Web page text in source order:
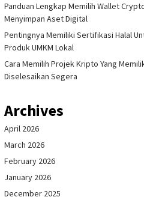
Panduan Lengkap Memilih Wallet
Menyimpan Aset Digital
Pentingnya Memiliki Sertifikasi Halal
Produk UMKM Lokal
Cara Memilih Projek Kripto Yang
Diselesaikan Segera
Archives
April 2026
March 2026
February 2026
January 2026
December 2025